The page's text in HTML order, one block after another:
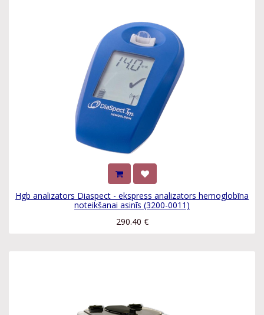
Hgb analizators Diaspect - ekspress analizators hemoglobīna
noteikšanai asinīs (3200-0011)
290.40 €